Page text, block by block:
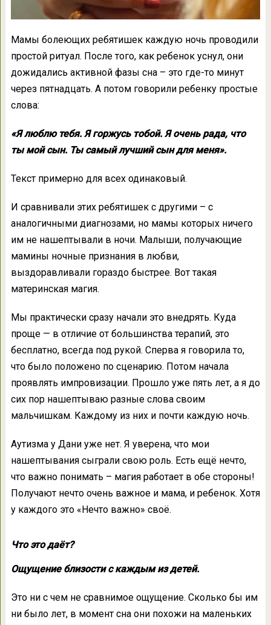
Мамы болеющих ребятишек каждую ночь проводили
простой ритуал. После того, как ребенок уснул, они
дожидались активной фазы сна – это где-то минут
через пятнадцать. А потом говорили ребенку простые
слова:
«Я люблю тебя. Я горжусь тобой. Я очень рада, что
ты мой сын. Ты самый лучший сын для меня».
Текст примерно для всех одинаковый.
И сравнивали этих ребятишек с другими – с
аналогичными диагнозами, но мамы которых ничего
им не нашептывали в ночи. Малыши, получающие
мамины ночные признания в любви,
выздоравливали гораздо быстрее. Вот такая
материнская магия.
Мы практически сразу начали это внедрять. Куда
проще — в отличие от большинства терапий, это
бесплатно, всегда под рукой. Сперва я говорила то,
что было положено по сценарию. Потом начала
проявлять импровизации. Прошло уже пять лет, а я до
сих пор нашептываю разные слова своим
мальчишкам. Каждому из них и почти каждую ночь.
Аутизма у Дани уже нет. Я уверена, что мои
нашептывания сыграли свою роль. Есть ещё нечто,
что важно понимать – магия работает в обе стороны!
Получают нечто очень важное и мама, и ребенок. Хотя
у каждого это «Нечто важно» своё.
Что это даёт?
Ощущение близости с каждым из детей.
Это ни с чем не сравнимое ощущение. Сколько бы им
ни было лет, в момент сна они похожи на маленьких